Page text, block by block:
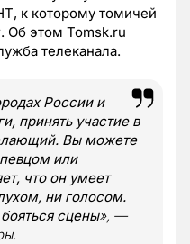
к которому томичей
Об этом Tomsk.ru
телеканала.
России и
принять участие в
Вы можете
или
что он умеет
ни голосом.
сцены», —